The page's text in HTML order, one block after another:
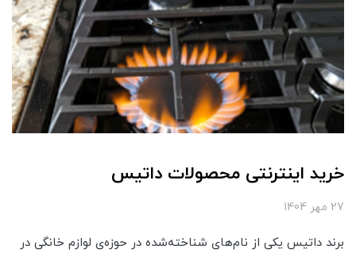
خرید اینترنتی محصولات داتیس
27 مهر 1404
برند داتیس یکی از نام‌های شناخته‌شده در حوزه‌ی لوازم خانگی در